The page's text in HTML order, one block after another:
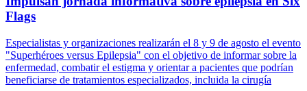
Flags
Especialistas y organizaciones realizarán el 8 y 9 de agosto el evento
"Superhéroes versus Epilepsia" con el objetivo de informar sobre la
enfermedad, combatir el estigma y orientar a pacientes que podrían
beneficiarse de tratamientos especializados, incluida la cirugía